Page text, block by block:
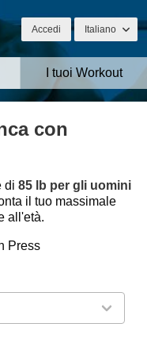
Accedi Italiano
I tuoi Workout
con
di 85 lb per gli uomini
il tuo massimale
all'età.
Press